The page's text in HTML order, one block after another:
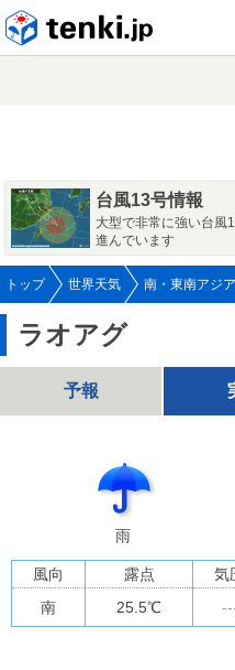
台風13号情報
大型で非常に強い台風
進んでいます
トップ 世界天気 南・東南アジア
ラオアグ
予報
雨
風向 露点 気
南
25.5℃